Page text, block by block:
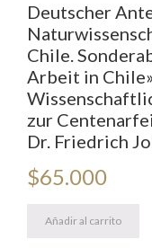
Deutscher
Chile.
Arbeit in
zur
Dr. Friedrich
$65.000
Añadir al carrito